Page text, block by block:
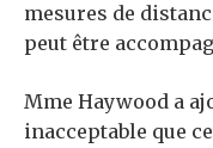
mesures de
peut être
Mme Haywood a
inacceptable que